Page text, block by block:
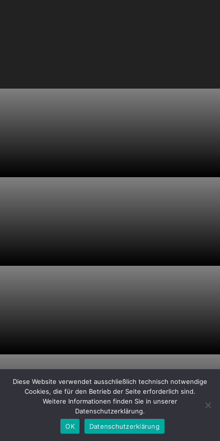
Diese Website verwendet ausschließlich technisch notwendige
Cookies, die für den Betrieb der Seite erforderlich sind.
Weitere Informationen finden Sie in unserer
Datenschutzerklärung.
OK
Datenschutzerklärung